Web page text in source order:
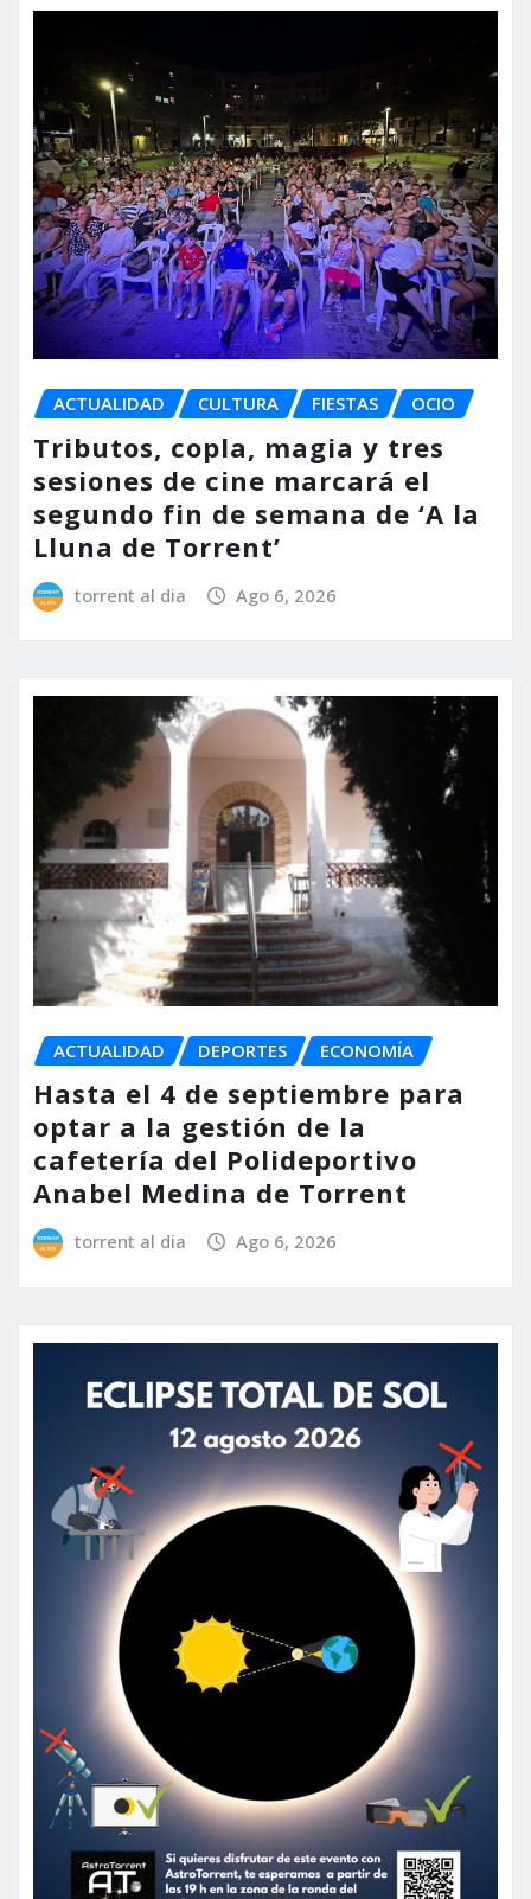
ACTUALIDAD CULTURA FIESTAS OCIO
Tributos, copla, magia y tres
sesiones de cine marcará el
segundo fin de semana de ‘A la
Lluna de Torrent’
torrent al dia Ago 6, 2026
ACTUALIDAD DEPORTES ECONOMÍA
Hasta el 4 de septiembre para
optar a la gestión de la
cafetería del Polideportivo
Anabel Medina de Torrent
torrent al dia Ago 6, 2026